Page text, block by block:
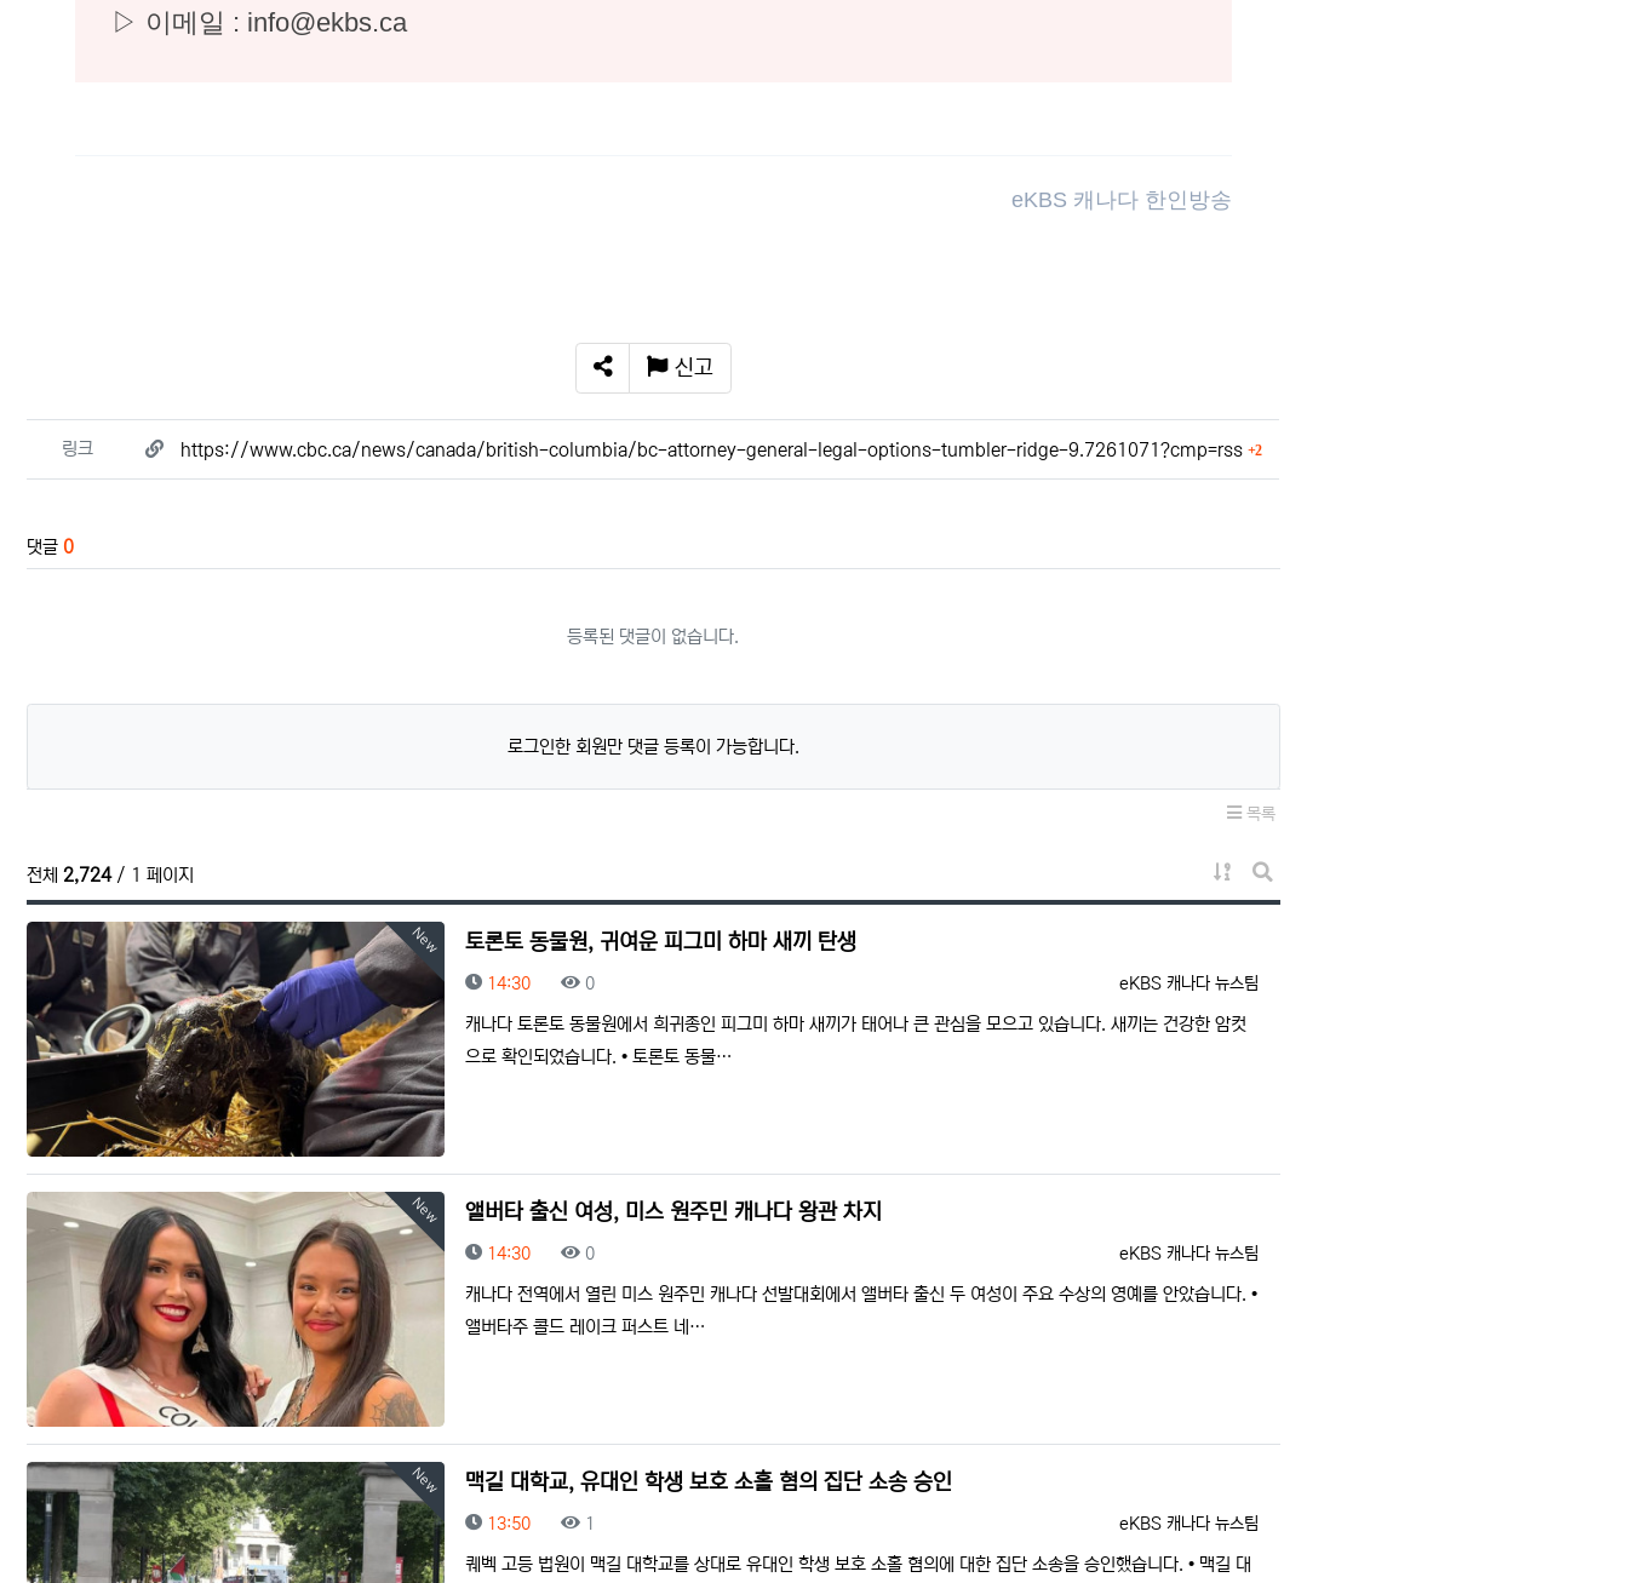
▷ 이메일 : info@ekbs.ca
eKBS 캐나다 한인방송
SNS 공유
신고
관련자료
링크 https://www.cbc.ca/news/canada/british-columbia/bc-attorney-general-legal-options-tumbler-ridge-9.7261071?cmp=rss 2회 연결
댓글 0
등록된 댓글이 없습니다.
로그인한 회원만 댓글 등록이 가능합니다.
목록
전체 2,724/ 1 페이지
게시물 정렬
게시판 검색
New 토론토 동물원, 귀여운 피그미 하마 새끼 탄생
등록자
eKBS 캐나다 뉴스팀
등록일
14:30 조회
0
캐나다 토론토 동물원에서 희귀종인 피그미 하마 새끼가 태어나 큰 관심을 모으고 있습니다. 새끼는 건강한 암컷
으로 확인되었습니다. • 토론토 동물…
New 앨버타 출신 여성, 미스 원주민 캐나다 왕관 차지
등록자
eKBS 캐나다 뉴스팀
등록일
14:30 조회
0
캐나다 전역에서 열린 미스 원주민 캐나다 선발대회에서 앨버타 출신 두 여성이 주요 수상의 영예를 안았습니다. •
앨버타주 콜드 레이크 퍼스트 네…
New 맥길 대학교, 유대인 학생 보호 소홀 혐의 집단 소송 승인
등록자
eKBS 캐나다 뉴스팀
등록일
13:50 조회
1
퀘벡 고등 법원이 맥길 대학교를 상대로 유대인 학생 보호 소홀 혐의에 대한 집단 소송을 승인했습니다. • 맥길 대